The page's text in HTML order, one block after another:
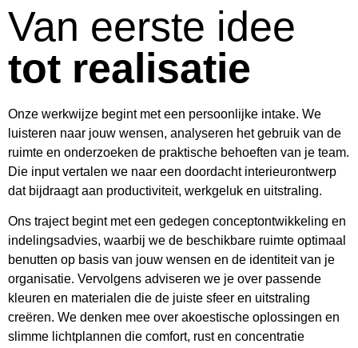
Van eerste idee
tot realisatie
Onze werkwijze begint met een persoonlijke intake. We
luisteren naar jouw wensen, analyseren het gebruik van de
ruimte en onderzoeken de praktische behoeften van je team.
Die input vertalen we naar een doordacht interieurontwerp
dat bijdraagt aan productiviteit, werkgeluk en uitstraling.
Ons traject begint met een gedegen conceptontwikkeling en
indelingsadvies, waarbij we de beschikbare ruimte optimaal
benutten op basis van jouw wensen en de identiteit van je
organisatie. Vervolgens adviseren we je over passende
kleuren en materialen die de juiste sfeer en uitstraling
creëren. We denken mee over akoestische oplossingen en
slimme lichtplannen die comfort, rust en concentratie